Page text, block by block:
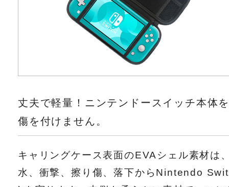
丈夫で軽量！ニンテンドースイッチ本体
傷を付けません。
キャリングケース表面のEVAシェル素材は
水、衝撃、擦り傷、落下からNintendo